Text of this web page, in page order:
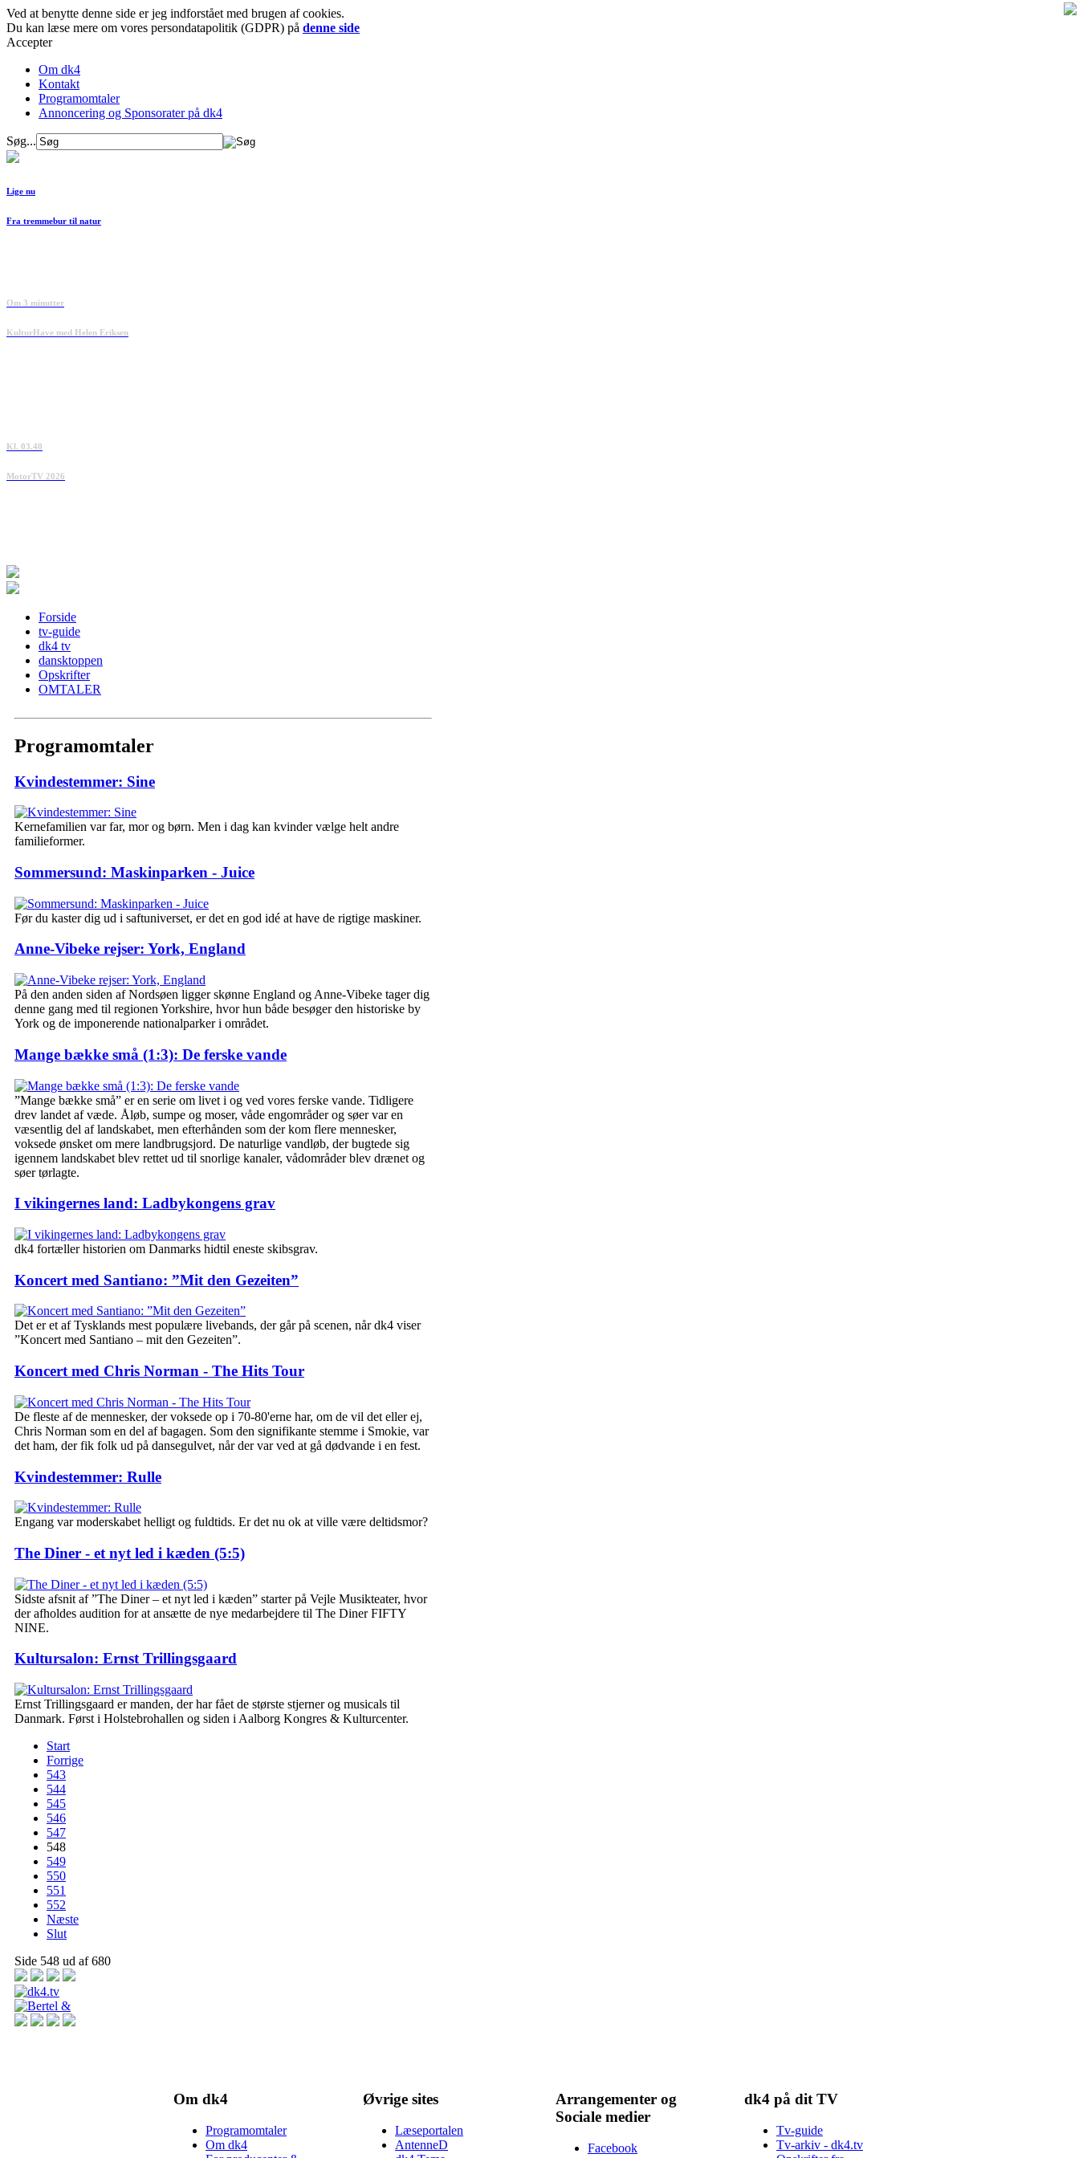
Ved at benytte denne side er jeg indforstået med brugen af cookies.
Du kan læse mere om vores persondatapolitik (GDPR) på denne side
Accepter
Om dk4
Kontakt
Programomtaler
Annoncering og Sponsorater på dk4
Søg...
Lige nu
Fra tremmebur til natur
Om 3 minutter
KulturHave med Helen Eriksen
Kl. 03.40
MotorTV 2026
Forside
tv-guide
dk4 tv
dansktoppen
Opskrifter
OMTALER
Programomtaler
Kvindestemmer: Sine
Kernefamilien var far, mor og børn. Men i dag kan kvinder vælge helt andre
familieformer.
Sommersund: Maskinparken - Juice
Før du kaster dig ud i saftuniverset, er det en god idé at have de rigtige maskiner.
Anne-Vibeke rejser: York, England
På den anden siden af Nordsøen ligger skønne England og Anne-Vibeke tager dig
denne gang med til regionen Yorkshire, hvor hun både besøger den historiske by
York og de imponerende nationalparker i området.
Mange bække små (1:3): De ferske vande
”Mange bække små” er en serie om livet i og ved vores ferske vande. Tidligere
drev landet af væde. Åløb, sumpe og moser, våde engområder og søer var en
væsentlig del af landskabet, men efterhånden som der kom flere mennesker,
voksede ønsket om mere landbrugsjord. De naturlige vandløb, der bugtede sig
igennem landskabet blev rettet ud til snorlige kanaler, vådområder blev drænet og
søer tørlagte.
I vikingernes land: Ladbykongens grav
dk4 fortæller historien om Danmarks hidtil eneste skibsgrav.
Koncert med Santiano: ”Mit den Gezeiten”
Det er et af Tysklands mest populære livebands, der går på scenen, når dk4 viser
”Koncert med Santiano – mit den Gezeiten”.
Koncert med Chris Norman - The Hits Tour
De fleste af de mennesker, der voksede op i 70-80'erne har, om de vil det eller ej,
Chris Norman som en del af bagagen. Som den signifikante stemme i Smokie, var
det ham, der fik folk ud på dansegulvet, når der var ved at gå dødvande i en fest.
Kvindestemmer: Rulle
Engang var moderskabet helligt og fuldtids. Er det nu ok at ville være deltidsmor?
The Diner - et nyt led i kæden (5:5)
Sidste afsnit af ”The Diner – et nyt led i kæden” starter på Vejle Musikteater, hvor
der afholdes audition for at ansætte de nye medarbejdere til The Diner FIFTY
NINE.
Kultursalon: Ernst Trillingsgaard
Ernst Trillingsgaard er manden, der har fået de største stjerner og musicals til
Danmark. Først i Holstebrohallen og siden i Aalborg Kongres & Kulturcenter.
Start
Forrige
543
544
545
546
547
548
549
550
551
552
Næste
Slut
Side 548 ud af 680
Om dk4
Programomtaler
Om dk4
Øvrige sites
Læseportalen
AntenneD
Arrangementer og
Sociale medier
Facebook
dk4 på dit TV
Tv-guide
Tv-arkiv - dk4.tv